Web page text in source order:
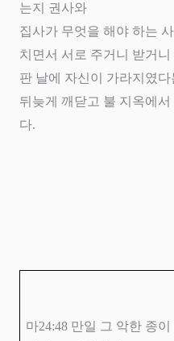
는지 권사와
집사가 무엇을 해야 하는
치면서 서로 주거니 받거
판 날에 자신이 가라지였다
뒤늦게 깨닫고 불 지옥에
다.
마24:48 만일 그 악한 종이